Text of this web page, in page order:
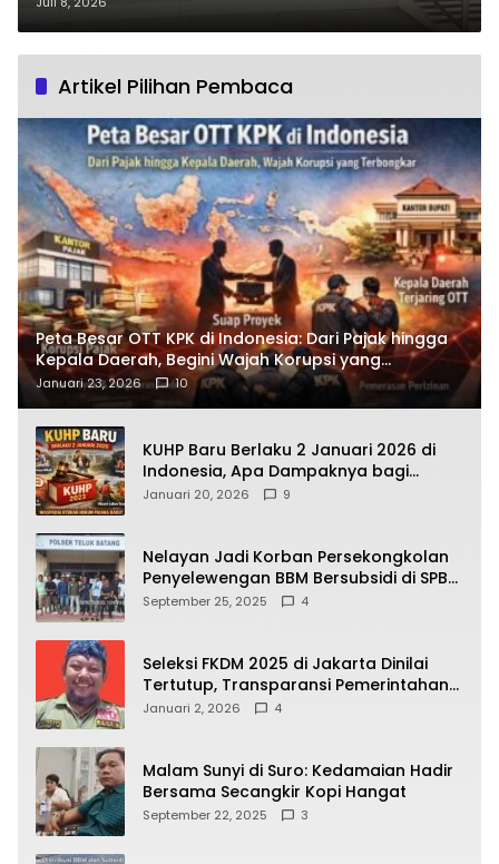
Pemadaman
Artikel Pilihan Pembaca
Peta Besar OTT KPK di Indonesia: Dari Pajak hingga
Kepala Daerah, Begini Wajah Korupsi yang
Terbongkar
Januari 23, 2026 10
KUHP Baru Berlaku 2 Januari 2026 di
Indonesia, Apa Dampaknya bagi
Kehidupan Warga? Ini Aturan Kunci
Januari 20, 2026 9
Nelayan Jadi Korban Persekongkolan
Penyelewengan BBM Bersubsidi di SPBU
64.78809 Teluk Batang
September 25, 2025 4
Seleksi FKDM 2025 di Jakarta Dinilai
Tertutup, Transparansi Pemerintahan
Pramono–Rano Dipertanyakan
Januari 2, 2026 4
Malam Sunyi di Suro: Kedamaian Hadir
Bersama Secangkir Kopi Hangat
September 22, 2025 3